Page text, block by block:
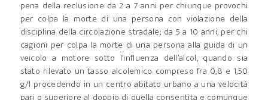
pena della reclusione da 2 a 7 anni per chiunque provochi
per colpa la morte di una persona con violazione della
disciplina della circolazione stradale; da 5 a 10 anni, per chi
cagioni per colpa la morte di una persona alla guida di un
veicolo a motore sotto l’influenza dell’alcol, quando sia
stato rilevato un tasso alcolemico compreso fra 0,8 e 1,50
g/l procedendo in un centro abitato urbano a una velocità